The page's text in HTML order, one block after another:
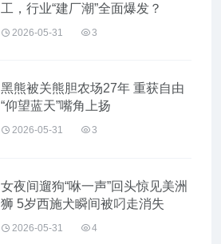
工，行业“建厂潮”全面爆发？
2026-05-31 3
黑熊被关熊胆农场27年 重获自由
“仰望蓝天”嘴角上扬
2026-05-31 3
女夜间遛狗“咻一声”回头惊见美洲
狮 5岁西施犬瞬间被叼走消失
2026-05-31 4